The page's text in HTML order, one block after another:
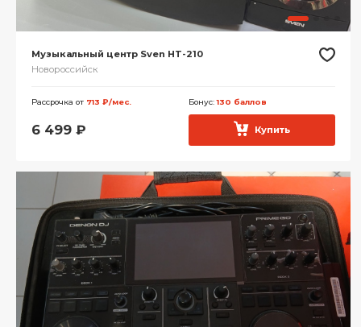
Музыкальный центр Sven HT-210
Новороссийск
Рассрочка от 713 ₽/мес. Бонус:130 баллов
6 499 ₽ Купить